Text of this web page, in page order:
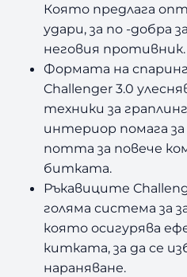
Която предлага
удари, за по -добра
неговия противник.
Формата на
Challenger 3.0
техники за
интериор помага
потта за повече
битката.
Ръкавиците
голяма система за
която осигурява
китката, за да се
нараняване.